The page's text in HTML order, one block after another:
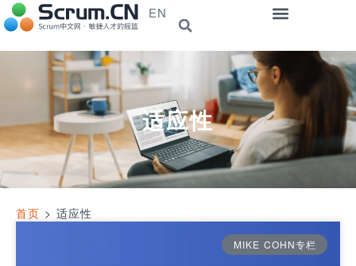
EN
适应性
首页 > 适应性
MIKE COHN专栏